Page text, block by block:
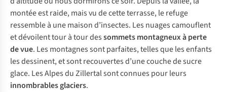
montée est raide, mais vu de cette terrasse, le refuge
ressemble à une maison d’insectes. Les nuages camouflent
et dévoilent tour à tour dessommets montagneux àperte
de vue. Les montagnes sont parfaites, telles que les enfants
les dessinent, et sont recouvertes d’une couche de sucre
glace. Les Alpes du Zillertal sont connues pour leurs
innombrables glaciers.